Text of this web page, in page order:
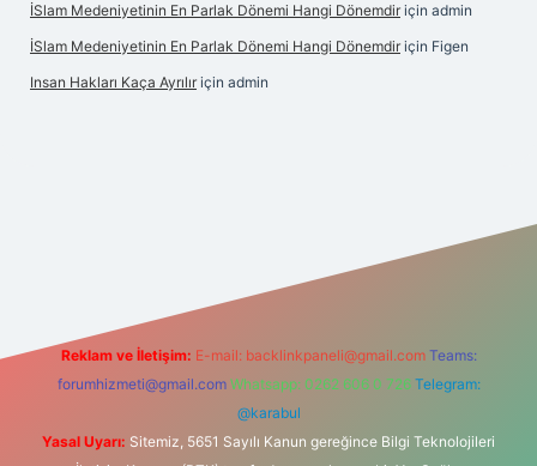
İSlam Medeniyetinin En Parlak Dönemi Hangi Dönemdir için admin
İSlam Medeniyetinin En Parlak Dönemi Hangi Dönemdir için Figen
Insan Hakları Kaça Ayrılır için admin
Reklam ve İletişim: E-mail: backlinkpaneli@gmail.com Teams:
forumhizmeti@gmail.com Whatsapp: 0262 606 0 726 Telegram:
@karabul
Yasal Uyarı: Sitemiz, 5651 Sayılı Kanun gereğince Bilgi Teknolojileri